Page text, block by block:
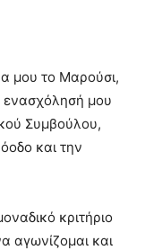
μου το Μαρούσι,
ενασχόλησή μου
Συμβούλου,
και την
κριτήριο
αγωνίζομαι και